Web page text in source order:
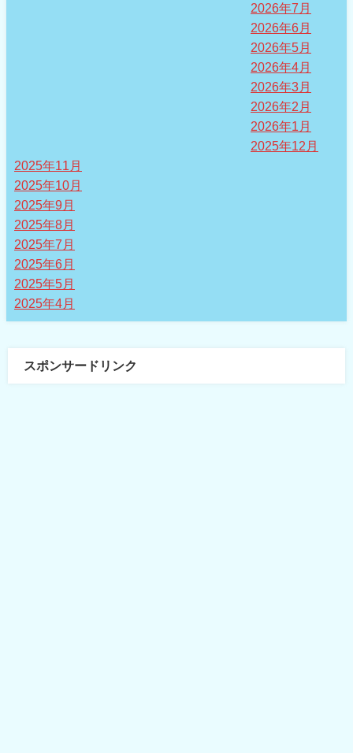
2026年7月
2026年6月
2026年5月
2026年4月
2026年3月
2026年2月
2026年1月
2025年12月
2025年11月
2025年10月
2025年9月
2025年8月
2025年7月
2025年6月
2025年5月
2025年4月
スポンサードリンク